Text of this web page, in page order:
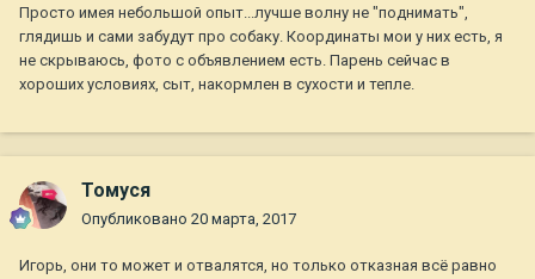
Просто имея небольшой опыт...лучше волну не "поднимать",
глядишь и сами забудут про собаку. Координаты мои у них есть, я
не скрываюсь, фото с объявлением есть. Парень сейчас в
хороших условиях, сыт, накормлен в сухости и тепле.
Томуся
Опубликовано 20 марта, 2017
Игорь, они то может и отвалятся, но только отказная всё равно